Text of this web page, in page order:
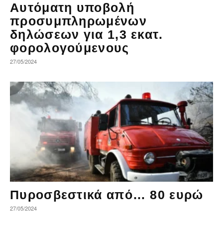
Αυτόματη υποβολή
προσυμπληρωμένων
δηλώσεων για 1,3 εκατ.
φορολογούμενους
27/05/2024
Πυροσβεστικά από… 80 ευρώ
27/05/2024